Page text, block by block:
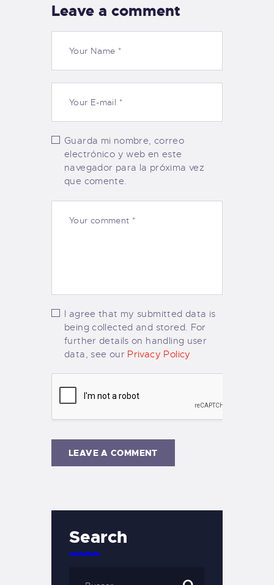
Leave a comment
Guarda mi nombre, correo
electrónico y web en este
navegador para la próxima vez
que comente.
I agree that my submitted data is
being collected and stored. For
further details on handling user
data, see our Privacy Policy
Search